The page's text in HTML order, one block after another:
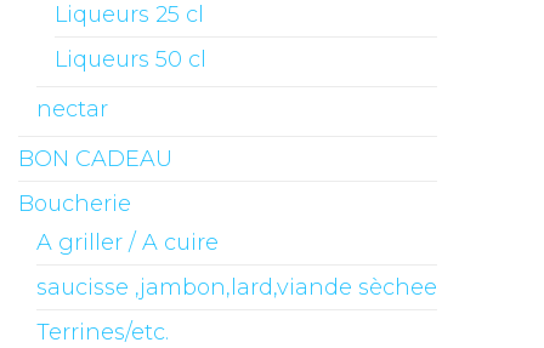
Liqueurs 25 cl
Liqueurs 50 cl
nectar
BON CADEAU
Boucherie
A griller / A cuire
saucisse ,jambon,lard,viande sèchee
Terrines/etc.